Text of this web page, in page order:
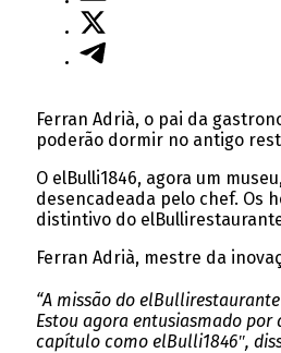
Ferran Adrià, o pai da
poderão dormir no antigo
O elBulli1846, agora um
desencadeada pelo chef. Os
distintivo do
Ferran Adrià, mestre da
“A missão do
Estou agora entusiasmado
capítulo como elBulli1846″,